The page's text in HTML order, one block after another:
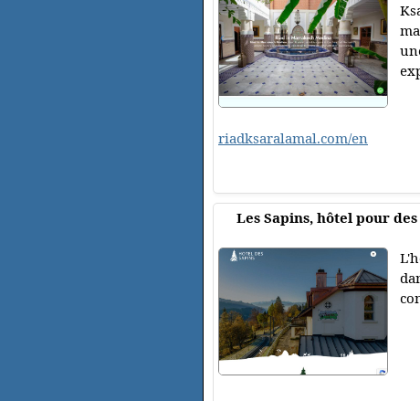
riadksaralamal.com/en
Les Sapins, hôtel pour